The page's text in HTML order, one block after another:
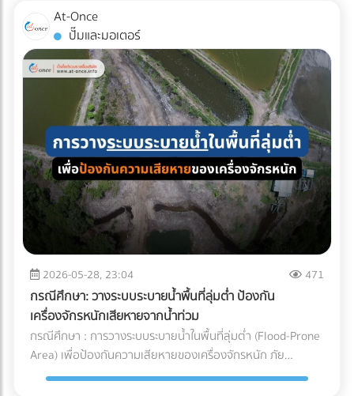
ความเสี่ยงที่คุ้มค่า: ลดอัตราของเสีย (Zero False Reject):
ป้องกันปัญหาสินค้าไม่ได้สเปก (Out of Spec) เมื่อมาถึงโรงงาน
ซึ่งหากสีหรือกลิ่นเพี้ยนไป ฝ่าย QA/QC จะต้องตีกลับสินค้าทั้ง
แบตช์ ทำให้เสียทั้งเงินและเวลา ความเสถียรของผลิตภัณฑ์
(Product Consistency): การใช้วัตถุดิบที่คุณภาพคงที่ ช่วยให้
โรงงานควบคุมมาตรฐานของสินค้าสำเร็จรูป (End-product) ได้
ง่ายขึ้น ไม่ว่าจะเป็นเครื่องดื่มบรรจุขวด หรือเบเกอรี่ สีและรสชาติ
จะเหมือนเดิมทุกรอบการผลิต ยืดอายุการจัดเก็บ (Extended
Shelf Life): มัทฉะที่ถูกควบคุมอุณหภูมิมาอย่างดีตั้งแต่ต้นทาง
จะมีอายุการจัดเก็บในคลังสินค้าของโรงงานได้นานขึ้น ช่วยให้ฝ่าย
จัดซื้อบริหารจัดการรอบการสั่งซื้อ (Lead Time) ได้อย่างยืดหยุ่น
บทสรุป คุณภาพของเครื่องดื่มหรืออาหารรสมัทฉะ ไม่ได้เริ่มต้นที่
สายพานการผลิตในโรงงาน แต่เริ่มต้นตั้งแต่การเลือกใช้วัตถุดิบ
และการบริหารจัดการ Supply Chain สำหรับองค์กรและโรงงานผู้
ผลิต การทำความเข้าใจระบบ Cold Chain Logistics และการ
เลือกพาร์ทเนอร์ผู้นำเข้าที่มีมาตรฐานการควบคุมอุณหภูมิที่
รัดกุมและสามารถตรวจสอบย้อนกลับได้ (Traceability) จึงเป็น
กลยุทธ์สำคัญที่จะช่วยปกป้องคุณภาพของสินค้า รักษากำไร และ
สร้างความไว้วางใจให้กับผู้บริโภคได้อย่างยั่งยืน
เหมาคันสำหรับทริปต่อไปอยู่หรือเปล่า? เปรียบเทียบราคาและ
ค้นหาบริษัทให้ เช่ารถบัสนิติบุคคล ที่เชื่อถือได้ ออกใบกำกับภาษี
ได้ 100% บนแพลตฟอร์ม At-Once ได้เลย
มาใช้ระบบรถลำเลียงอัตโนมัติ (AGV) การนำรถลำเลียงสินค้า
อัตโนมัติ (AGV) เข้ามาใช้วิ่งส่งของในคลังสินค้าช่วยลดแรงงาน
ได้มหาศาล แต่เนื่องจากหุ่นยนต์ประเภทนี้มีการเคลื่อนที่ตลอด
เวลา การเตรียมพื้นที่จึงต้องรัดกุมเป็นพิเศษ: เคลียร์สิ่งกีดขวาง
และทำพื้นผิวให้เรียบ: ระบบนำทาง AGV ไม่ว่าจะเป็นแบบแถบแม่
เหล็กหรือระบบนำทางด้วยเลเซอร์ (LiDAR) จะทำงานได้ดีที่สุดบน
พื้นผิวที่เรียบ ไม่มีหลุมบ่อ และไม่มีเศษขยะบดบังเซนเซอร์ที่ตัวรถ
กำหนดทางวิ่งและจัดระเบียบ Traffic: ต้องระบุเส้นทางการวิ่งของ
AGV ให้ชัดเจน โดยเว้นระยะห่างจากทางเดินของมนุษย์
(Pedestrian Walkway) อย่างน้อย 0.5 เมตรตามมาตรฐาน และ
ต้องมีป้ายเตือนในจุดตัดหรือทางแยกที่หุ่นยนต์ต้องวิ่งผ่าน จัด
พื้นที่สถานีชาร์จไฟอัตโนมัติ (Charging Zone): รถ AGV ยุคใหม่
จะวิ่งกลับไปชาร์จแบตเตอรี่เองเมื่อแบตใกล้หมด พื้นที่นี้ต้องมีการ
ระบายอากาศที่ดีเนื่องจากมีความร้อนสูง และต้องติดตั้งระบบตัด
ไฟฉุกเฉิน ตรวจสอบระบบเซนเซอร์กันชน (Safety Laser
Scanner): ก่อนปล่อยรถวิ่งจริง ต้องทดสอบระบบตรวจจับสิ่ง
กีดขวางของรถ AGV ว่าสามารถเบรกหรือชะลอความเร็วได้ทัน
ท่วงทีเมื่อมีพนักงานเดินตัดหน้าตาม มาตรฐานความปลอดภัย
AGV ISO 3691-4 กำลังมองหาผู้เชี่ยวชาญด้านระบบ AGV หรือ
อยากเปลี่ยนคลังสินค้าเป็น Smart Warehouse? ค้นหาและ
At-Once
ปั๊มและมอเตอร์
2026-05-28, 23:04 471
กรณีศึกษา: วางระบบระบายน้ำพื้นที่ลุ่มต่ำ ป้องกัน
เครื่องจักรหนักเสียหายจากน้ำท่วม
กรณีศึกษา : การวางระบบระบายน้ำในพื้นที่ลุ่มต่ำ (Flood-Prone
Area) เพื่อป้องกันความเสียหายของเครื่องจักรหนัก ภัย
ธรรมชาติและฝนตกหนัก เป็นฝันร้ายของผู้รับเหมาและเจ้าของ